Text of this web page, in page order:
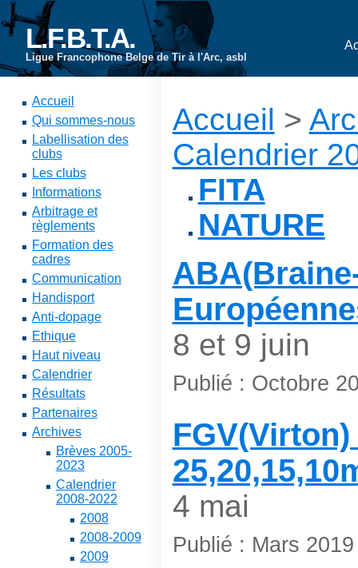
L.F.B.T.A.
Ligue Francophone Belge de Tir à l'Arc, asbl
Accueil
Qui sommes-nous
Labellisation des
clubs
Les clubs
Informations
Arbitrage et
règlements
Formation des
cadres
Communication
Handisport
Anti-dopage
Ethique
Haut niveau
Calendrier
Résultats
Partenaires
Archives
Brèves 2005-
2023
Calendrier
2008-2022
2008
2008-2009
2009
Accueil >
Calendrier
FITA
NATURE
8 et 9 juin
Publié : Octobre
FGV(Virton)
4 mai
Publié : Mars 2019